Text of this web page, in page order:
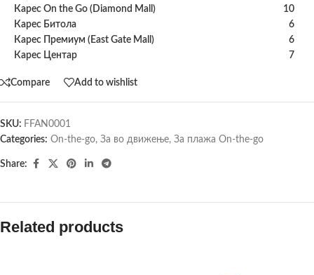
Карес On the Go (Diamond Mall)
10
Карес Битола
6
Карес Премиум (East Gate Mall)
6
Карес Центар
7
Compare Add to wishlist
SKU: FFAN0001
Categories: On-the-go, За во движење, За плажа On-the-go
Share:
Related products